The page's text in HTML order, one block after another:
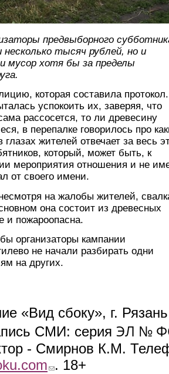
предвыборного
тысяч рублей, но и
мусор хотя бы за пределы
которая составила протокол.
успокоить их, заверяя, что
рассосется, то ли древесину
в перепалке говорилось про
жителей отвечает за весь
который, может быть, к
мероприятия отношения и не
от своего имени.
на жалобы жителей,
она состоит из древесных
и пожароопасна.
организаторы кампании
не начали разбирать одни
на других.
«Вид сбоку», г.
СМИ: серия ЭЛ №
- Смирнов К.М.
(link sends e-mail)
. 18+